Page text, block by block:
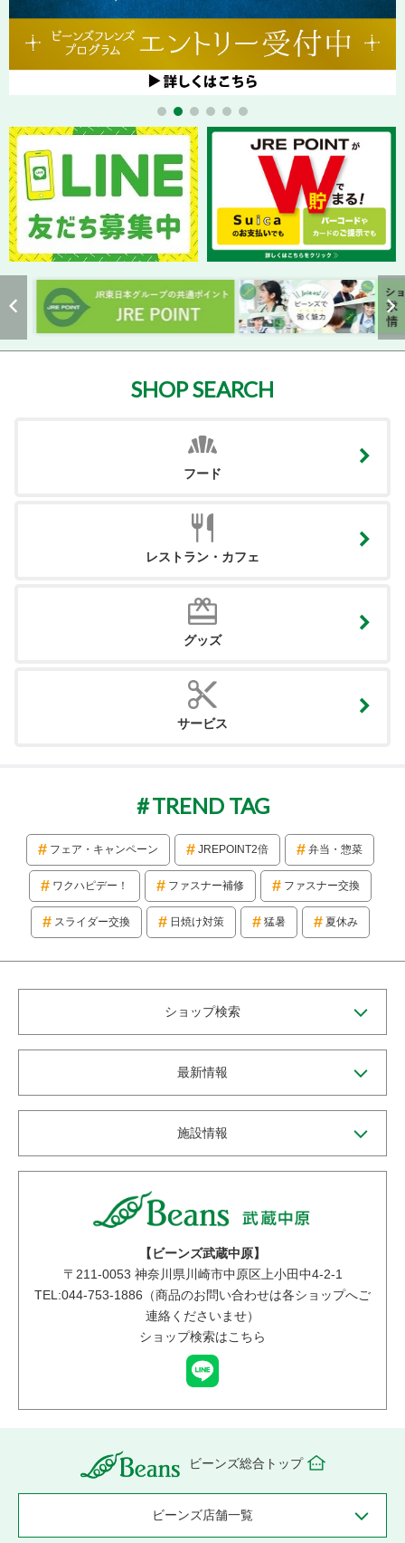
SHOP SEARCH
フード
レストラン・カフェ
グッズ
サービス
TREND TAG
フェア・キャンペーン JREPOINT2倍 弁当・惣菜
ワクハピデー！ ファスナー補修 ファスナー交換
スライダー交換 日焼け対策 猛暑 夏休み
ショップ検索
最新情報
施設情報
【ビーンズ武蔵中原】
〒 211-0053 神奈川県川崎市中原区上小田中4-2-1
TEL:044-753-1886（商品のお問い合わせは各ショップへご
連絡くださいませ）
ショップ検索はこちら
ビーンズ総合トップ
ビーンズ店舗一覧